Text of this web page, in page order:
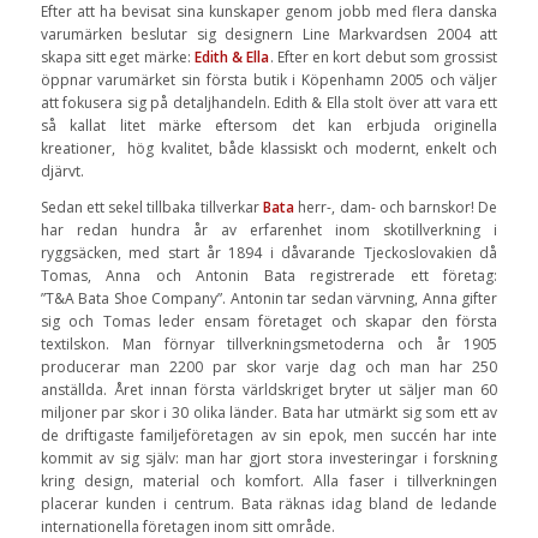
Efter att ha bevisat sina kunskaper genom jobb med flera danska
varumärken beslutar sig designern Line Markvardsen 2004 att
skapa sitt eget märke: Edith & Ella. Efter en kort debut som grossist
öppnar varumärket sin första butik i Köpenhamn 2005 och väljer
att fokusera sig på detaljhandeln. Edith & Ella stolt över att vara ett
så kallat litet märke eftersom det kan erbjuda originella
kreationer, hög kvalitet, både klassiskt och modernt, enkelt och
djärvt.
Sedan ett sekel tillbaka tillverkarBata herr-, dam- och barnskor! De
har redan hundra år av erfarenhet inom skotillverkning i
ryggsäcken, med start år 1894 i dåvarande Tjeckoslovakien då
Tomas, Anna och Antonin Bata registrerade ett företag:
”T&A Bata Shoe Company”. Antonin tar sedan värvning, Anna gifter
sig och Tomas leder ensam företaget och skapar den första
textilskon. Man förnyar tillverkningsmetoderna och år 1905
producerar man 2200 par skor varje dag och man har 250
anställda. Året innan första världskriget bryter ut säljer man 60
miljoner par skor i 30 olika länder. Bata har utmärkt sig som ett av
de driftigaste familjeföretagen av sin epok, men succén har inte
kommit av sig själv: man har gjort stora investeringar i forskning
kring design, material och komfort. Alla faser i tillverkningen
placerar kunden i centrum. Bata räknas idag bland de ledande
internationella företagen inom sitt område.